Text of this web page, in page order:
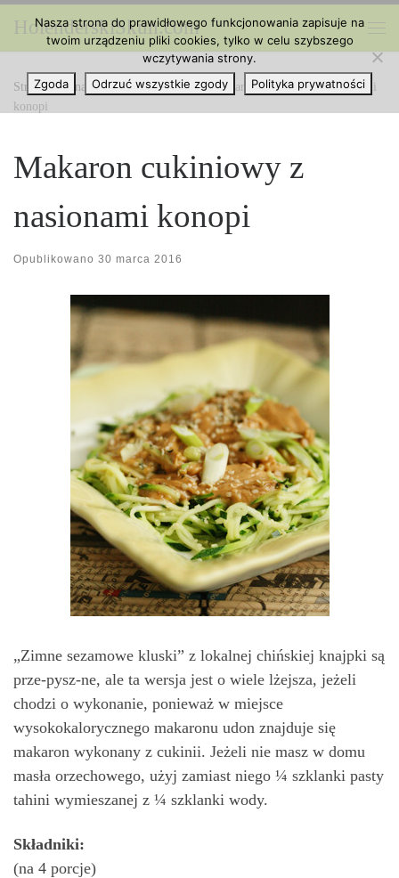
Przejdź do treści
HolenderskiSkun.com
Strona główna » Kuchnia z Cannabis » Makaron cukiniowy z nasionami
konopi
Makaron cukiniowy z
nasionami konopi
Opublikowano 30 marca 2016
„Zimne sezamowe kluski” z lokalnej chińskiej knajpki są
prze-pysz-ne, ale ta wersja jest o wiele lżejsza, jeżeli
chodzi o wykonanie, ponieważ w miejsce
wysokokalorycznego makaronu udon znajduje się
makaron wykonany z cukinii. Jeżeli nie masz w domu
masła orzechowego, użyj zamiast niego ¼ szklanki pasty
tahini wymieszanej z ¼ szklanki wody.
Składniki:
(na 4 porcje)
Nasza strona do prawidłowego funkcjonowania zapisuje na
twoim urządzeniu pliki cookies, tylko w celu szybszego
wczytywania strony.
Zgoda
Odrzuć wszystkie zgody Polityka prywatności